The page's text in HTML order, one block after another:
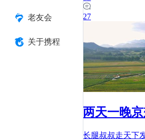
老友会
关于携程
27
两天一晚
长腿叔叔走天下